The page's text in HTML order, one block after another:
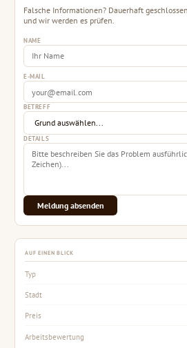
Falsche Informationen? Dauerhaft
und wir werden es prüfen.
NAME
E-MAIL
BETREFF
DETAILS
Meldung absenden
AUF EINEN BLICK
Typ
Stadt
Preis
Arbeitsbewertung